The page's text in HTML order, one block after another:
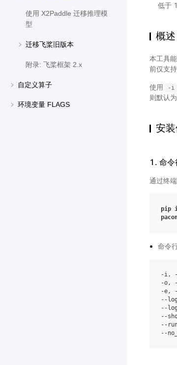
使用 X2Paddle 迁移推理模
型
迁移飞桨旧版本
附录: 飞桨框架 2.x
自定义算子
环境变量 FLAGS
低于
概述
本工具
前仅支
使用 -i
则默认为
安
1. 命
通过终
pip
命令
-i, --
-o,
-e, --
--
--
--
--